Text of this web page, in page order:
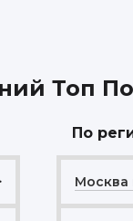
Топ
По
Москва